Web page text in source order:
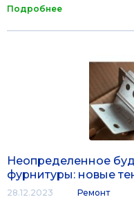
Подробнее
Неопределенное
фурнитуры: новые
28.12.2023 Ремонт